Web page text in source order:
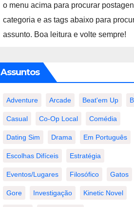
o menu acima para procurar
categoria e as tags abaixo para
assunto. Boa leitura e volte sempre!
Assuntos
Adventure Arcade Beat'em Up
Casual Co-Op Local Comédia
Dating Sim Drama Em Português
Escolhas Difíceis Estratégia
Eventos/lugares Filosófico Gatos
Gore Investigação Kinetic Novel